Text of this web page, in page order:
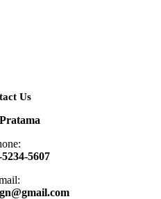
Us
5607